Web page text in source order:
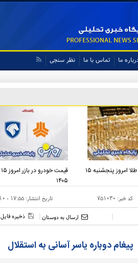
ما تماس با ما نظر سنجی
قیمت سکه و طلا امروز پنجشنبه ۱۵
۱۴۰۵
کد خبر: ۷۵۱۰۳۰ تاریخ انتشار: ۱۷:۵۵ - ۱۰ خرداد ۱۴۰۵
ارسال به دوستان ذخیره فایل
پیغام دوباره یاسر آسانی به استقلال